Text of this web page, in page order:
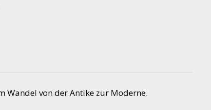
Wandel von der Antike zur Moderne.